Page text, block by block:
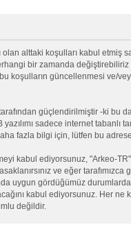
alttaki koşulları kabul etmiş
bir zamanda
koşulların güncellenmesi ve/
tarafından güçlendirilmiştir -ki bu
sadece internet tabanlı
fazla bilgi için, lütfen bu
kabul ediyorsunuz, "Arkeo-TR"
ve eğer tarafımızca
uygun gördüğümüz
kabul ediyorsunuz. Her
değildir.